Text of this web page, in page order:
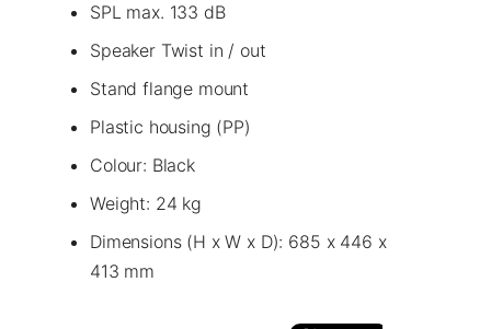
SPL max. 133 dB
Speaker Twist in / out
Stand flange mount
Plastic housing (PP)
Colour: Black
Weight: 24 kg
Dimensions (H x W x D): 685 x 446 x
413 mm